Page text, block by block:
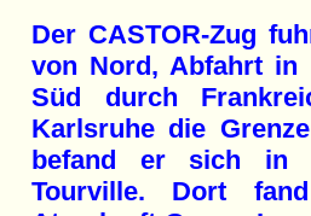
Der CASTOR-Zug
von Nord, Abfahrt in
Süd durch
Karlsruhe die
befand er sich in
Tourville. Dort